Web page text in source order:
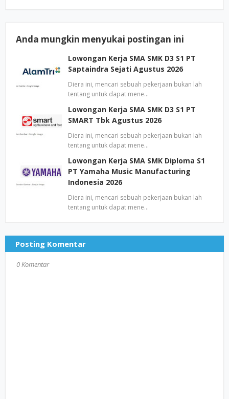
Anda mungkin menyukai postingan ini
Lowongan Kerja SMA SMK D3 S1 PT
Saptaindra Sejati Agustus 2026
Diera ini, mencari sebuah pekerjaan bukan lah
tentang untuk dapat mene…
Lowongan Kerja SMA SMK D3 S1 PT
SMART Tbk Agustus 2026
Diera ini, mencari sebuah pekerjaan bukan lah
tentang untuk dapat mene…
Lowongan Kerja SMA SMK Diploma S1
PT Yamaha Music Manufacturing
Indonesia 2026
Diera ini, mencari sebuah pekerjaan bukan lah
tentang untuk dapat mene…
Posting Komentar
0 Komentar